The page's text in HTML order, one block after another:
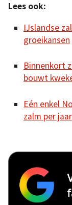
Lees ook:
IJslandse
groeikansen
Binnenkort
bouwt
Eén enkel
zalm per jaar